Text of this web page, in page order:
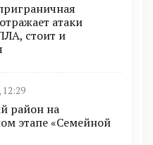
атаки
стоит и
12:29
район на
этапе «Семейной